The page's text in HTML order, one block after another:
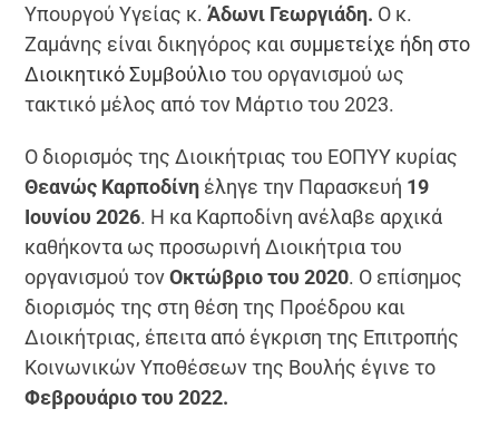
Υπουργού Υγείας κ.Άδωνι Γεωργιάδη. Ο κ.
Ζαμάνης είναι δικηγόρος καισυμμετείχε ήδη στο
Διοικητικό Συμβούλιοτου οργανισμού ως
τακτικό μέλος από τον Μάρτιο του 2023.
Ο διορισμός της Διοικήτριας του ΕΟΠΥΥ κυρίας
Θεανώς Καρποδίνη έληγε την Παρασκευή 19
Ιουνίου 2026. Η κα Καρποδίνη ανέλαβε αρχικά
καθήκοντα ως προσωρινή Διοικήτρια του
οργανισμού τονΟκτώβριο του 2020. Ο επίσημος
διορισμός της στη θέση της Προέδρου και
Διοικήτριας, έπειτα από έγκριση της Επιτροπής
Κοινωνικών Υποθέσεων της Βουλής έγινε το
Φεβρουάριο του 2022.